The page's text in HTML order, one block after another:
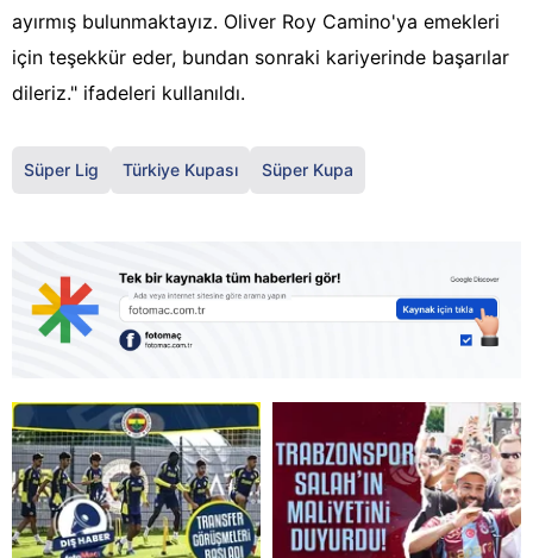
ayırmış bulunmaktayız. Oliver Roy Camino'ya emekleri
için teşekkür eder, bundan sonraki kariyerinde başarılar
dileriz." ifadeleri kullanıldı.
Süper Lig Türkiye Kupası Süper Kupa